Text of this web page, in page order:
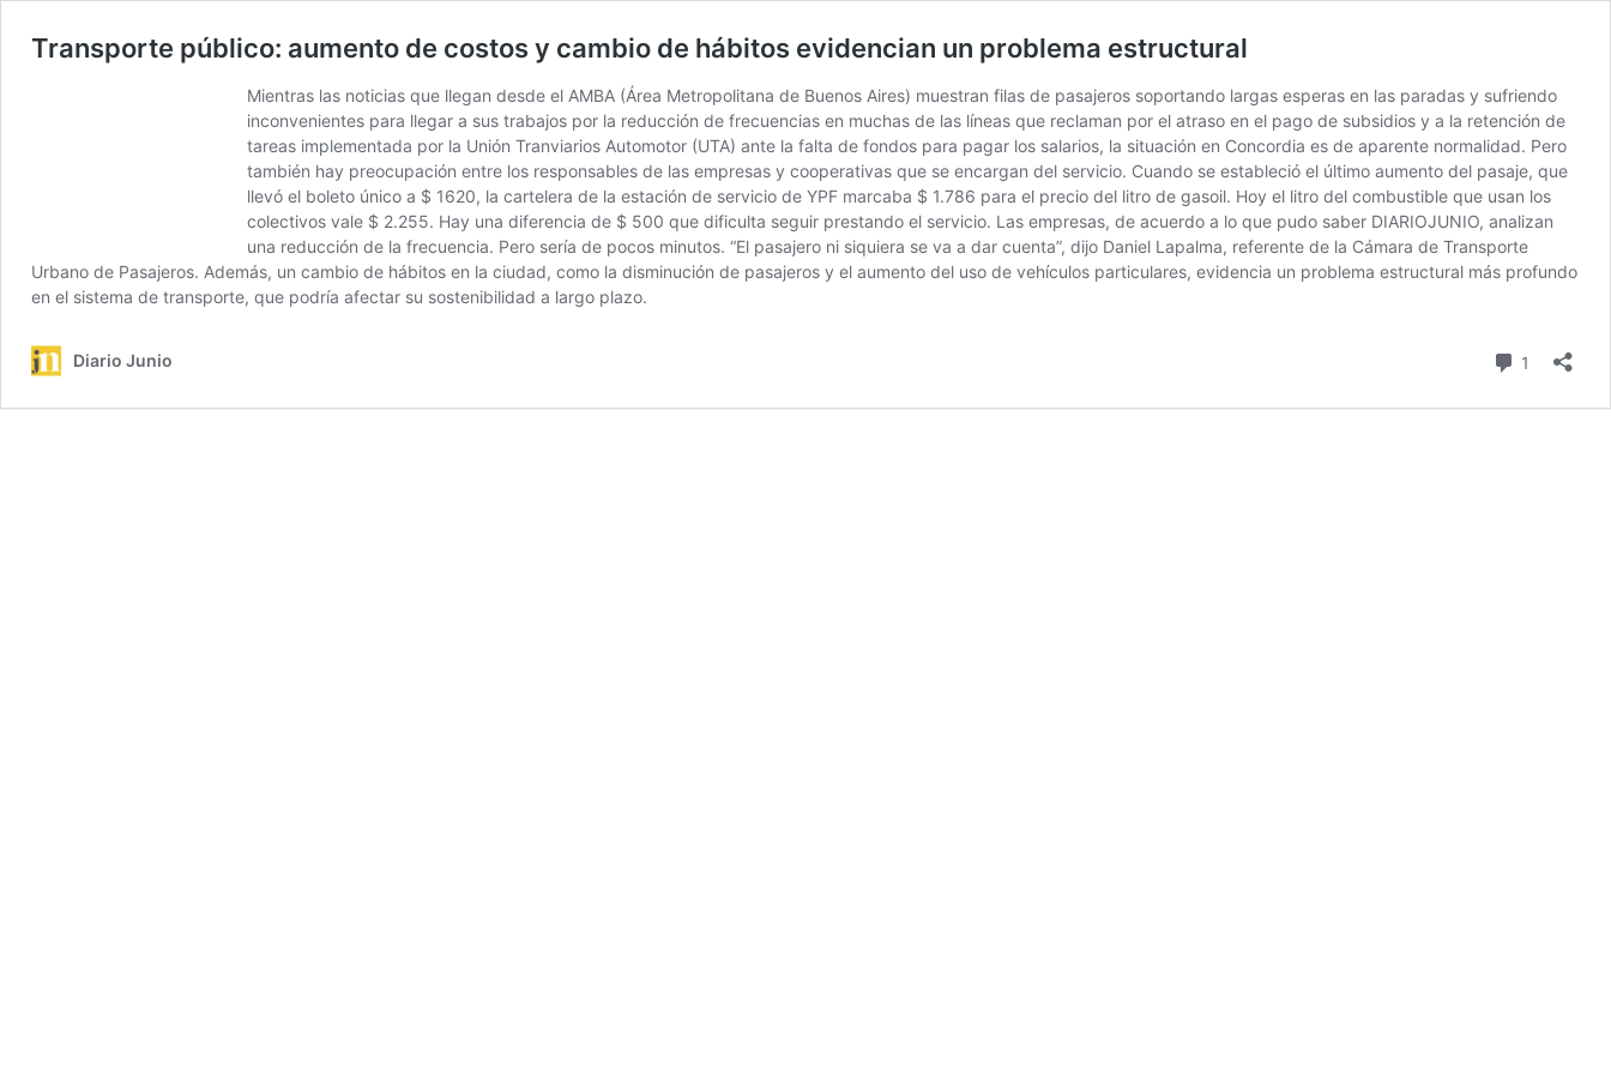
Transporte público: aumento de costos y cambio de hábitos evidencian un problema estructural
Mientras las noticias que llegan desde el AMBA (Área Metropolitana de Buenos Aires) muestran filas de pasajeros soportando largas esperas en las paradas y sufriendo
inconvenientes para llegar a sus trabajos por la reducción de frecuencias en muchas de las líneas que reclaman por el atraso en el pago de subsidios y a la retención de
tareas implementada por la Unión Tranviarios Automotor (UTA) ante la falta de fondos para pagar los salarios, la situación en Concordia es de aparente normalidad. Pero
también hay preocupación entre los responsables de las empresas y cooperativas que se encargan del servicio. Cuando se estableció el último aumento del pasaje, que
llevó el boleto único a $ 1620, la cartelera de la estación de servicio de YPF marcaba $ 1.786 para el precio del litro de gasoil. Hoy el litro del combustible que usan los
colectivos vale $ 2.255. Hay una diferencia de $ 500 que dificulta seguir prestando el servicio. Las empresas, de acuerdo a lo que pudo saber DIARIOJUNIO, analizan
una reducción de la frecuencia. Pero sería de pocos minutos. “El pasajero ni siquiera se va a dar cuenta”, dijo Daniel Lapalma, referente de la Cámara de Transporte
Urbano de Pasajeros. Además, un cambio de hábitos en la ciudad, como la disminución de pasajeros y el aumento del uso de vehículos particulares, evidencia un problema estructural más profundo
en el sistema de transporte, que podría afectar su sostenibilidad a largo plazo.
Diario Junio 1